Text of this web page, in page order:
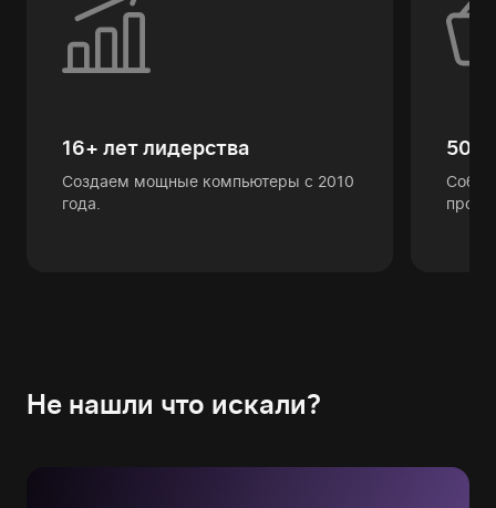
16+ лет лидерства
Создаем мощные компьютеры с 2010
года.
50
Не нашли что искали?